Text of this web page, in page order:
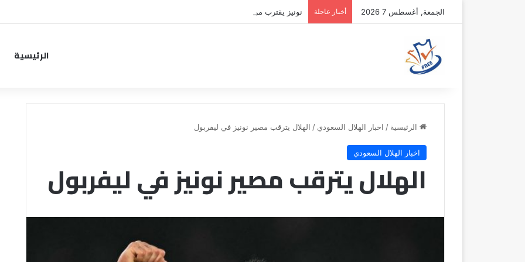
الجمعة, أغسطس 7 2026 أخبار عاجلة نونيز يقترب من خطوة جديدة بموافقة الهلال
الرئيسية
الرئيسية / اخبار الهلال السعودي / الهلال يترقب مصير نونيز في ليفربول
اخبار الهلال السعودي
الهلال يترقب مصير نونيز في ليفربول